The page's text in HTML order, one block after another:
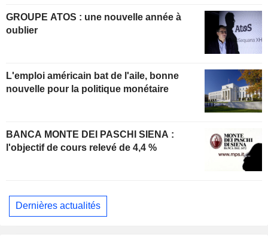
GROUPE ATOS : une nouvelle année à
oublier
L'emploi américain bat de l'aile, bonne
nouvelle pour la politique monétaire
BANCA MONTE DEI PASCHI SIENA :
l'objectif de cours relevé de 4,4 %
Dernières actualités